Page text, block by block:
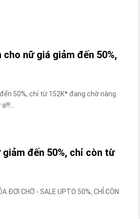
nữ giá giảm đến 50%,
50%, chỉ từ 152K* đang chờ nàng
đến 50%, chỉ còn từ
ĐỢI CHỜ - SALE UPTO 50%, CHỈ CÒN